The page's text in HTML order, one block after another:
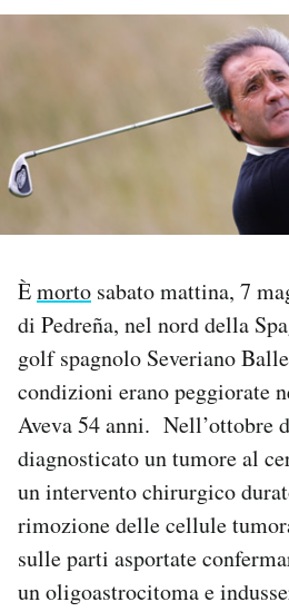
SHOP
CALENDARIO
AREA PERSONALE
Èmorto sabato mattina, 7
di Pedreña, nel nord della
golf spagnolo Severiano
condizioni erano peggiorate
Aveva 54 anni. Nell’ottobre
diagnosticato un tumore al
un intervento chirurgico
rimozione delle cellule
sulle parti asportate
un oligoastrocitoma e